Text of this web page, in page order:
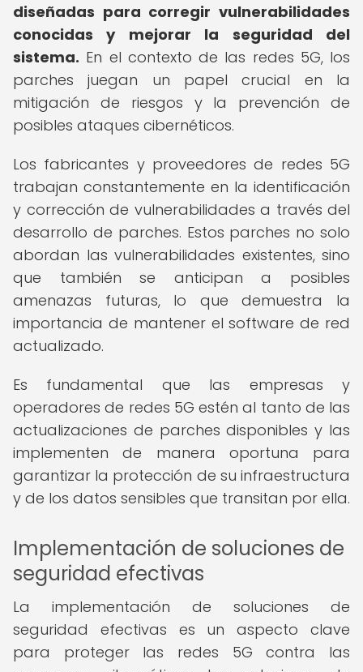
diseñadas para corregir vulnerabilidades
conocidas y mejorar la seguridad del
sistema. En el contexto de las redes 5G, los
parches juegan un papel crucial en la
mitigación de riesgos y la prevención de
posibles ataques cibernéticos.
Los fabricantes y proveedores de redes 5G
trabajan constantemente en la identificación
y corrección de vulnerabilidades a través del
desarrollo de parches. Estos parches no solo
abordan las vulnerabilidades existentes, sino
que también se anticipan a posibles
amenazas futuras, lo que demuestra la
importancia de mantener el software de red
actualizado.
Es fundamental que las empresas y
operadores de redes 5G estén al tanto de las
actualizaciones de parches disponibles y las
implementen de manera oportuna para
garantizar la protección de su infraestructura
y de los datos sensibles que transitan por ella.
Implementación de soluciones de
seguridad efectivas
La implementación de soluciones de
seguridad efectivas es un aspecto clave
para proteger las redes 5G contra las